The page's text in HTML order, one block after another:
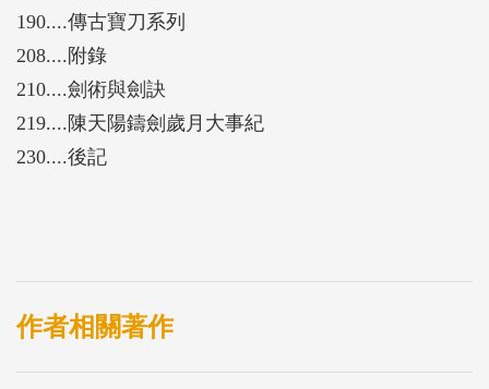
190....傳古寶刀系列
208....附錄
210....劍術與劍訣
219....陳天陽鑄劍歲月大事紀
230....後記
作者相關著作